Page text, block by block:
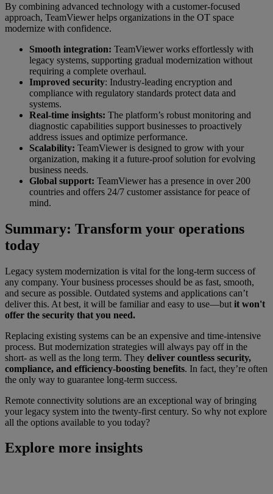
By combining advanced technology with a customer-focused
approach, TeamViewer helps organizations in the OT space
modernize with confidence.
Smooth integration: TeamViewer works effortlessly with
legacy systems, supporting gradual modernization without
requiring a complete overhaul.
Improved security: Industry-leading encryption and
compliance with regulatory standards protect data and
systems.
Real-time insights: The platform’s robust monitoring and
diagnostic capabilities support businesses to proactively
address issues and optimize performance.
Scalability: TeamViewer is designed to grow with your
organization, making it a future-proof solution for evolving
business needs.
Global support: TeamViewer has a presence in over 200
countries and offers 24/7 customer assistance for peace of
mind.
Summary: Transform your operations
today
Legacy system modernization is vital for the long-term success of
any company. Your business processes should be as fast, smooth,
and secure as possible. Outdated systems and applications can’t
deliver this. At best, it will be familiar and easy to use—but it won't
offer the security that you need.
Replacing existing systems can be an expensive and time-intensive
process. But modernization strategies will always pay off in the
short- as well as the long term. They deliver countless security,
compliance, and efficiency-boosting benefits. In fact, they’re often
the only way to guarantee long-term success.
Remote connectivity solutions are an exceptional way of bringing
your legacy system into the twenty-first century. So why not explore
all the options available to you today?
Explore more insights